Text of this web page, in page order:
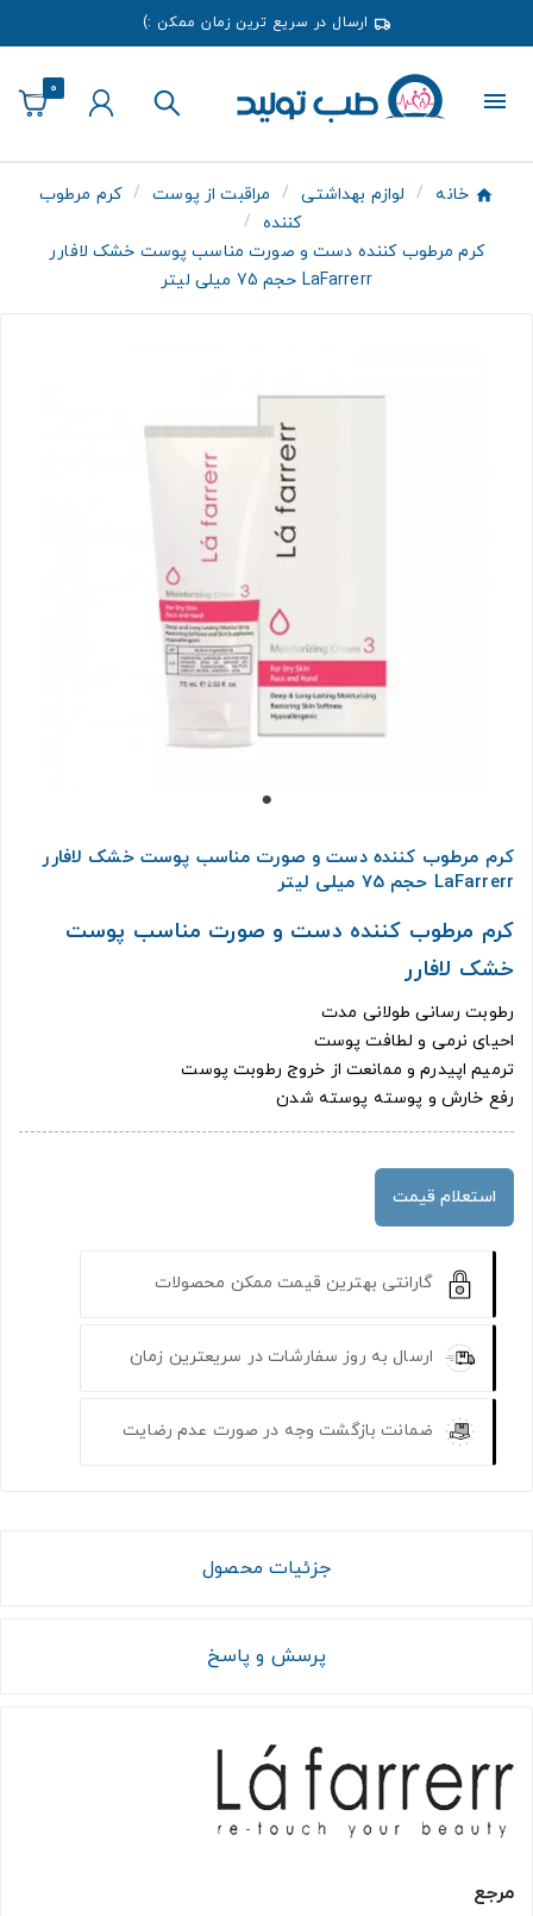
ارسال در سریع ترین زمان ممکن :)
0
خانه لوازم بهداشتی مراقبت از پوست
کرم مرطوب
کننده
کرم مرطوب کننده دست و صورت مناسب پوست خشک لافارر
LaFarrerr حجم 75 میلی لیتر
کرم مرطوب کننده دست و صورت مناسب پوست خشک لافارر
LaFarrerr حجم 75 میلی لیتر
کرم مرطوب کننده دست و صورت مناسب پوست
خشک لافارر
رطوبت رسانی طولانی مدت
احیای نرمی و لطافت پوست
ترمیم اپیدرم و ممانعت از خروج رطوبت پوست
رفع خارش و پوسته پوسته شدن
استعلام قیمت
گارانتی بهترین قیمت ممکن محصولات
ارسال به روز سفارشات در سریعترین زمان
ضمانت بازگشت وجه در صورت عدم رضایت
جزئیات محصول
پرسش و پاسخ
مرجع